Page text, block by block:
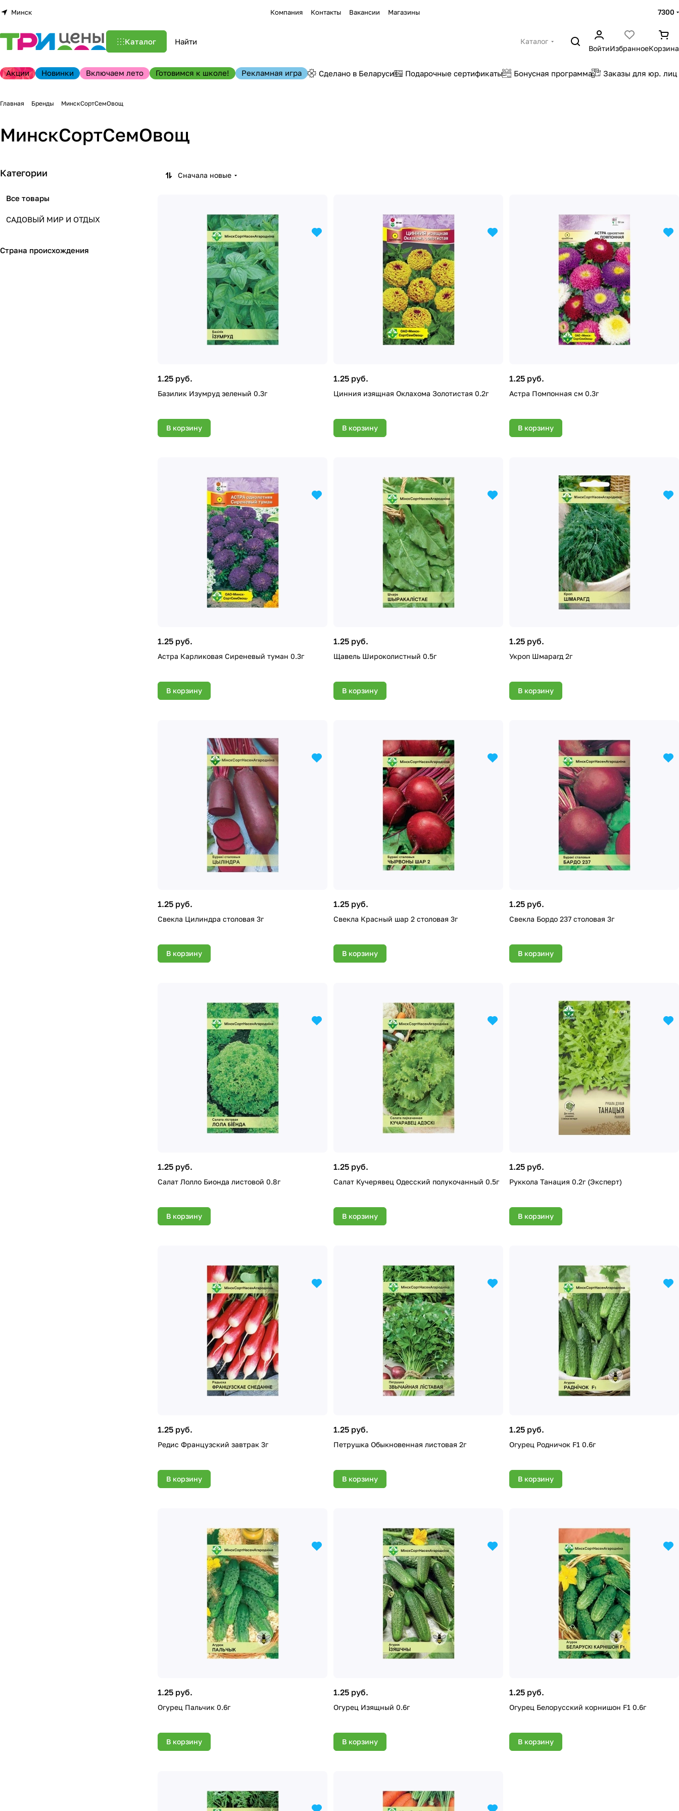
Минск Компания Контакты Вакансии Магазины 7300
Каталог
Каталог
ВойтиИзбранноеКорзина
Акции Новинки Включаем лето Готовимся к школе! Рекламная игра Сделано в Беларуси Подарочные сертификаты Бонусная программа Заказы для юр. лиц
Главная Бренды МинскСортСемОвощ
МинскСортСемОвощ
Категории
Все товары
САДОВЫЙ МИР И ОТДЫХ
Страна происхождения
Сначала новые
1.25 руб.
Базилик Изумруд зеленый 0.3г
В корзину
1.25 руб.
Цинния изящная Оклахома Золотистая 0.2г
В корзину
1.25 руб.
Астра Помпонная см 0.3г
В корзину
1.25 руб.
Астра Карликовая Сиреневый туман 0.3г
В корзину
1.25 руб.
Щавель Широколистный 0.5г
В корзину
1.25 руб.
Укроп Шмарагд 2г
В корзину
1.25 руб.
Свекла Цилиндра столовая 3г
В корзину
1.25 руб.
Свекла Красный шар 2 столовая 3г
В корзину
1.25 руб.
Свекла Бордо 237 столовая 3г
В корзину
1.25 руб.
Салат Лолло Бионда листовой 0.8г
В корзину
1.25 руб.
Салат Кучерявец Одесский полукочанный 0.5г
В корзину
1.25 руб.
Руккола Танация 0.2г (Эксперт)
В корзину
1.25 руб.
Редис Французский завтрак 3г
В корзину
1.25 руб.
Петрушка Обыкновенная листовая 2г
В корзину
1.25 руб.
Огурец Родничок F1 0.6г
В корзину
1.25 руб.
Огурец Пальчик 0.6г
В корзину
1.25 руб.
Огурец Изящный 0.6г
В корзину
1.25 руб.
Огурец Белорусский корнишон F1 0.6г
В корзину